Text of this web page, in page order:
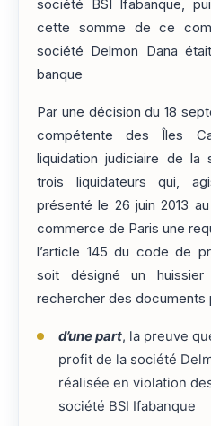
société BSI Ifabanque,
cette somme de ce
société Delmon Dana
banque
Par une décision du 18
compétente des Îles
liquidation judiciaire de la
trois liquidateurs qui,
présenté le 26 juin 2013
commerce de Paris une
l’article 145 du code de
soit désigné un
rechercher des documents
d’une part, la preuve
profit de la société
réalisée en violation
société BSI Ifabanque